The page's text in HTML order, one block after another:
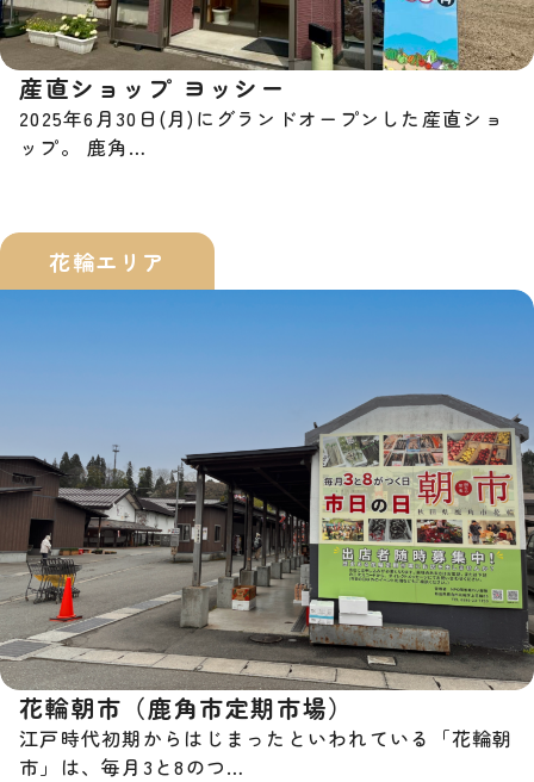
産直ショップ ヨッシー
2025年6月30日(月)にグランドオープンした産直ショ
ップ。 鹿角…
花輪エリア
花輪朝市（鹿角市定期市場）
江戸時代初期からはじまったといわれている「花輪朝
市」は、毎月3と8のつ…